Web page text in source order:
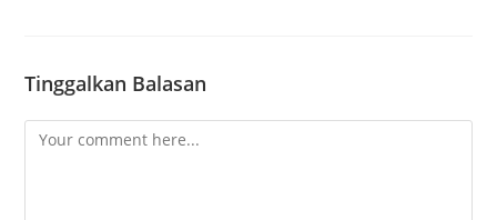
Tinggalkan Balasan
Comment